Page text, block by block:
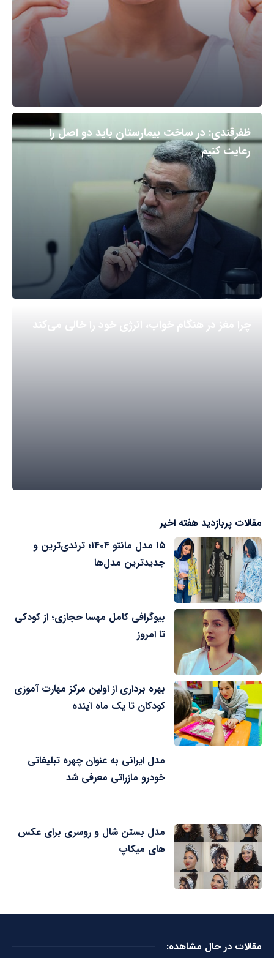
ظفرقندی: در ساخت بیمارستان باید دو اصل را
رعایت کنیم
چرا مغز در هنگام خواب، انرژی خود را خالی می‌کند
مقالات پربازدید هفته اخیر
۱۵ مدل مانتو ۱۴۰۴؛ ترندی‌ترین و
جدیدترین مدل‌ها
بیوگرافی کامل مهسا حجازی؛ از کودکی
تا امروز
بهره برداری از اولین مرکز مهارت آموزی
کودکان تا یک ماه آینده
مدل ایرانی به عنوان چهره تبلیغاتی
خودرو مازراتی معرفی شد
مدل بستن شال و روسری برای عکس
های میکاپ
مقالات در حال مشاهده: